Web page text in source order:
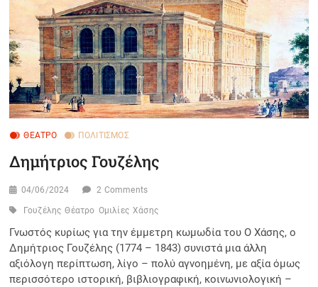
ΘΈΑΤΡΟ ΠΟΛΙΤΙΣΜΌΣ
Δημήτριος Γουζέλης
04/06/2024 2 Comments
Γουζέλης Θέατρο Ομιλίες Χάσης
Γνωστός κυρίως για την έμμετρη κωμωδία του Ο Χάσης, ο
Δημήτριος Γουζέλης (1774 – 1843) συνιστά μια άλλη
αξιόλογη περίπτωση, λίγο – πολύ αγνοημένη, με αξία όμως
περισσότερο ιστορική, βιβλιογραφική, κοινωνιολογική –